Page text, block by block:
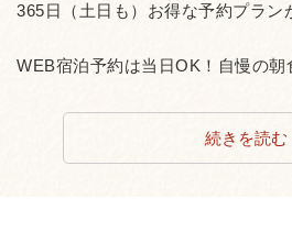
365日（土日も）お得な予約プラン
WEB宿泊予約は当日OK！自慢の朝
続きを読む